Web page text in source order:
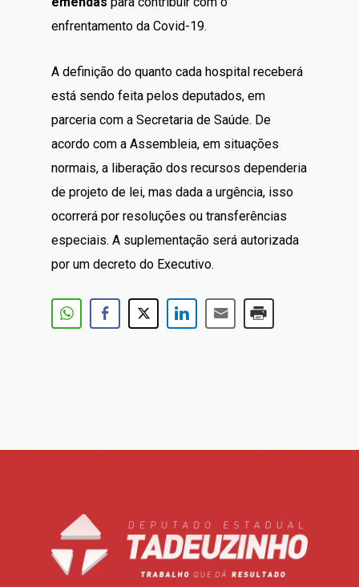
enfrentamento da Covid-19.
A definição do quanto cada hospital receberá
está sendo feita pelos deputados, em
parceria com a Secretaria de Saúde. De
acordo com a Assembleia, em situações
normais, a liberação dos recursos dependeria
de projeto de lei, mas dada a urgência, isso
ocorrerá por resoluções ou transferências
especiais. A suplementação será autorizada
por um decreto do Executivo.